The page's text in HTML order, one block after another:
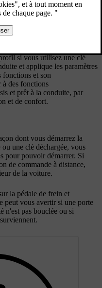
voiture est également
si vous utilisez une clé
et applique les paramètres
fonctions et son
à des fonctions
et prêt à la conduite, par
et de confort.
dont vous démarrez la
une clé déchargée, vous
pour pouvoir démarrer. Si
de commande à distance,
de la voiture.
la pédale de frein et
peut vous avertir si une porte
n'est pas bouclée ou si